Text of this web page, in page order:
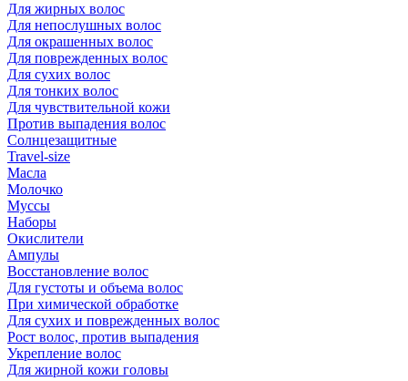
Для жирных волос
Для непослушных волос
Для окрашенных волос
Для поврежденных волос
Для сухих волос
Для тонких волос
Для чувствительной кожи
Против выпадения волос
Солнцезащитные
Travel-size
Масла
Молочко
Муссы
Наборы
Окислители
Ампулы
Восстановление волос
Для густоты и объема волос
При химической обработке
Для сухих и поврежденных волос
Рост волос, против выпадения
Укрепление волос
Для жирной кожи головы